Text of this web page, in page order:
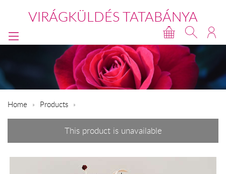
VIRÁGKÜLDÉS TATABÁNYA
Home Products
This product is unavailable